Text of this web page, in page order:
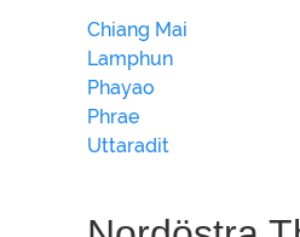
Chiang Mai
Lamphun
Phayao
Phrae
Uttaradit